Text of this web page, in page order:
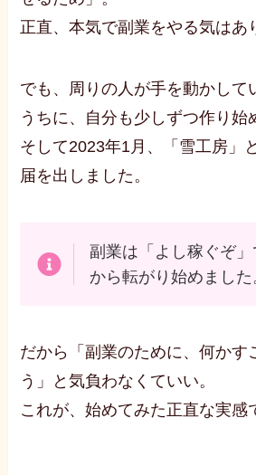
正直、本気で副業をやる気はあ
でも、周りの人が手を動かして
うちに、自分も少しずつ作り始
そして2023年1月、「雪工房」
届を出しました。
副業は「よし稼ぐぞ
から転がり始めました
だから「副業のために、何かす
う」と気負わなくていい。
これが、始めてみた正直な実感